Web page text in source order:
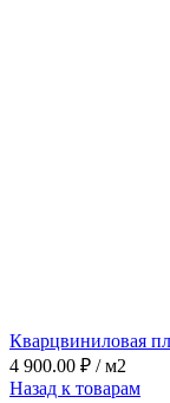
Кварцвиниловая
4 900.00 ₽ / м2
Назад к товарам